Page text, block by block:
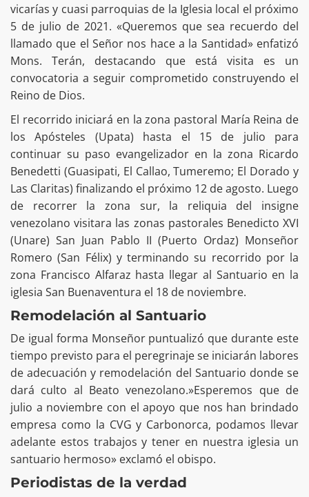
vicarías y cuasi parroquias de la Iglesia local el próximo
5 de julio de 2021. «Queremos que sea recuerdo del
llamado que el Señor nos hace a la Santidad» enfatizó
Mons. Terán, destacando que está visita es un
convocatoria a seguir comprometido construyendo el
Reino de Dios.
El recorrido iniciará en la zona pastoral María Reina de
los Apósteles (Upata) hasta el 15 de julio para
continuar su paso evangelizador en la zona Ricardo
Benedetti (Guasipati, El Callao, Tumeremo; El Dorado y
Las Claritas) finalizando el próximo 12 de agosto. Luego
de recorrer la zona sur, la reliquia del insigne
venezolano visitara las zonas pastorales Benedicto XVI
(Unare) San Juan Pablo II (Puerto Ordaz) Monseñor
Romero (San Félix) y terminando su recorrido por la
zona Francisco Alfaraz hasta llegar al Santuario en la
iglesia San Buenaventura el 18 de noviembre.
Remodelación al Santuario
De igual forma Monseñor puntualizó que durante este
tiempo previsto para el peregrinaje se iniciarán labores
de adecuación y remodelación del Santuario donde se
dará culto al Beato venezolano.»Esperemos que de
julio a noviembre con el apoyo que nos han brindado
empresa como la CVG y Carbonorca, podamos llevar
adelante estos trabajos y tener en nuestra iglesia un
santuario hermoso» exclamó el obispo.
Periodistas de la verdad